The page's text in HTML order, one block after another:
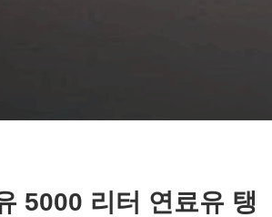
5000 리터 연료유 탱